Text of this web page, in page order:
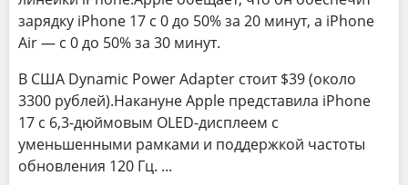
зарядку iPhone 17 с 0 до 50% за 20 минут, а iPhone
Air — с 0 до 50% за 30 минут.
В США Dynamic Power Adapter стоит $39 (около
3300 рублей).Накануне Apple представила iPhone
17 с 6,3-дюймовым OLED-дисплеем с
уменьшенными рамками и поддержкой частоты
обновления 120 Гц.